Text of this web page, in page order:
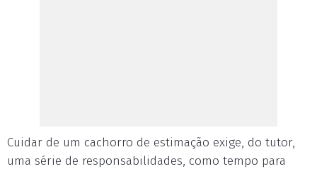
Cuidar de um cachorro de estimação exige, do tutor,
uma série de responsabilidades, como tempo para